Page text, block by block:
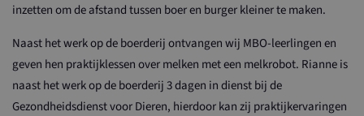
inzetten om de afstand tussen boer en burger kleiner te maken.
Naast het werk op de boerderij ontvangen wij MBO-leerlingen en
geven hen praktijklessen over melken met een melkrobot. Rianne is
naast het werk op de boerderij 3 dagen in dienst bij de
Gezondheidsdienst voor Dieren, hierdoor kan zij praktijkervaringen